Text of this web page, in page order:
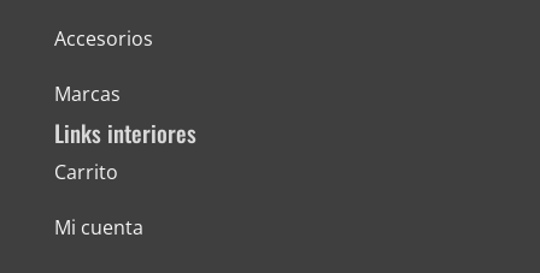
Accesorios
Marcas
Links interiores
Carrito
Mi cuenta